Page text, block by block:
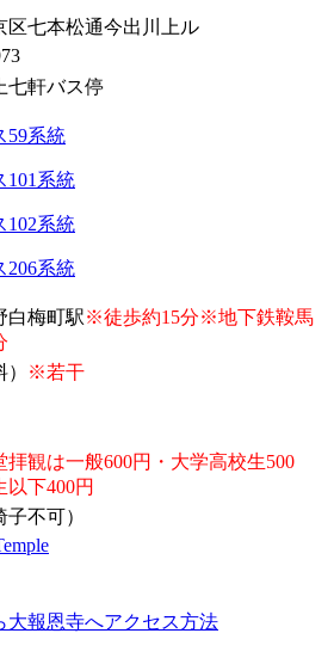
区七本松通今出川上ル
軒バス停
59系統
101系統
102系統
206系統
梅町駅※徒歩約15分※地下鉄鞍馬
※若干
観は一般600円・大学高校生500
以下400円
不可）
大報恩寺へアクセス方法